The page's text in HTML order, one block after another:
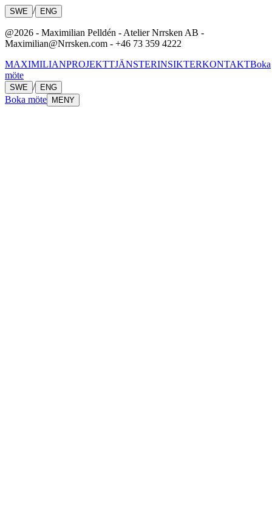
SWE / ENG
@2026 - Maximilian Pelldén - Atelier Nrrsken AB -
Maximilian@Nrrsken.com - +46 73 359 4222
MAXIMILIANPROJEKTTJÄNSTERINSIKTERKONTAKTBoka
möte
SWE / ENG
Boka möte MENY